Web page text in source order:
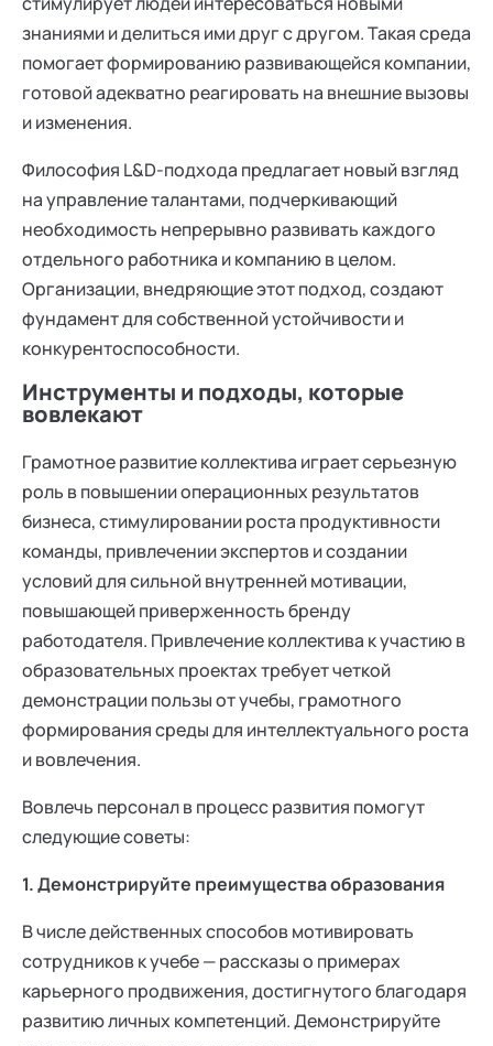
знаниями и делиться ими друг с другом. Такая среда
помогает формированию развивающейся компании,
готовой адекватно реагировать на внешние вызовы
и изменения.
Философия L&D-подхода предлагает новый взгляд
на управление талантами, подчеркивающий
необходимость непрерывно развивать каждого
отдельного работника и компанию в целом.
Организации, внедряющие этот подход, создают
фундамент для собственной устойчивости и
конкурентоспособности.
Инструменты и подходы, которые
вовлекают
Грамотное развитие коллектива играет серьезную
роль в повышении операционных результатов
бизнеса, стимулировании роста продуктивности
команды, привлечении экспертов и создании
условий для сильной внутренней мотивации,
повышающей приверженность бренду
работодателя. Привлечение коллектива к участию в
образовательных проектах требует четкой
демонстрации пользы от учебы, грамотного
формирования среды для интеллектуального роста
и вовлечения.
Вовлечь персонал в процесс развития помогут
следующие советы:
1. Демонстрируйте преимущества образования
В числе действенных способов мотивировать
сотрудников к учебе — рассказы о примерах
карьерного продвижения, достигнутого благодаря
развитию личных компетенций. Демонстрируйте